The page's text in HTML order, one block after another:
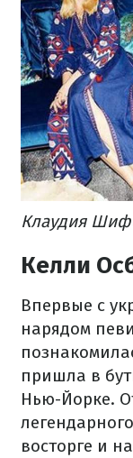
Клаудия
Келли
Впервые с
нарядом
пришла в
Нью-Йорке.
восторге и